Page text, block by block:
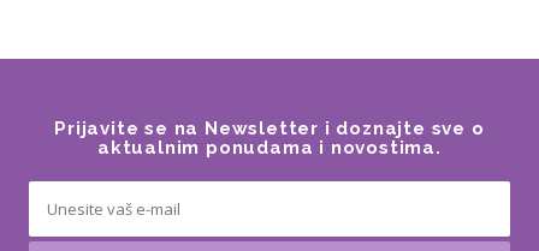
Prijavite se na Newsletter i doznajte sve o
aktualnim ponudama i novostima.